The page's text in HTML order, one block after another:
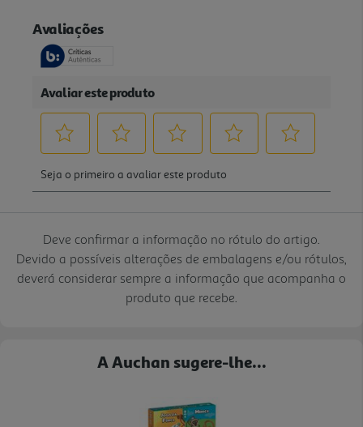
Deve confirmar a informação no rótulo do artigo.
Devido a possíveis alterações de embalagens e/ou rótulos,
deverá considerar sempre a informação que acompanha o
produto que recebe.
A Auchan sugere-lhe...